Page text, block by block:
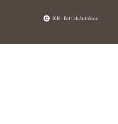
2015 - Patrick Autréaux